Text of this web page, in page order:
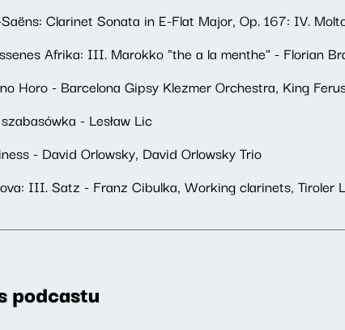
Clarinet Sonata in E-Flat Major, Op. 167: IV.
Afrika: III. Marokko "the a la menthe" - Florian
Horo - Barcelona Gipsy Klezmer Orchestra, King
- Lesław Lic
- David Orlowsky, David Orlowsky Trio
III. Satz - Franz Cibulka, Working clarinets, Tiroler
podcastu